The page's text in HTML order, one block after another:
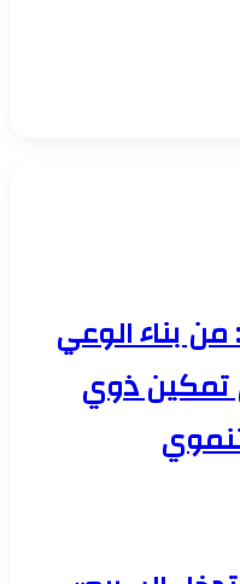
بناء الوعي
تمكين ذوي